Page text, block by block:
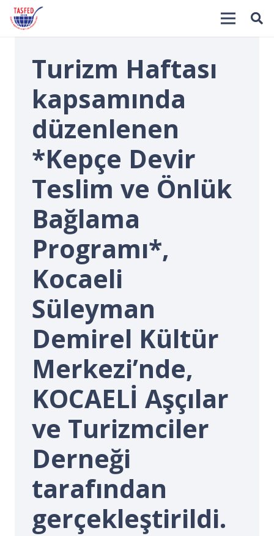
Turizm Haftası
kapsamında
düzenlenen
*Kepçe Devir
Teslim ve Önlük
Bağlama
Programı*,
Kocaeli
Süleyman
Demirel Kültür
Merkezi’nde,
KOCAELİ Aşçılar
ve Turizmciler
Derneği
tarafından
gerçekleştirildi.